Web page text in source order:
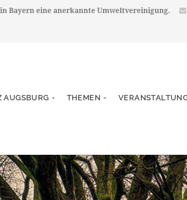
Bayern eine anerkannte Umweltvereinigung.
THEMEN